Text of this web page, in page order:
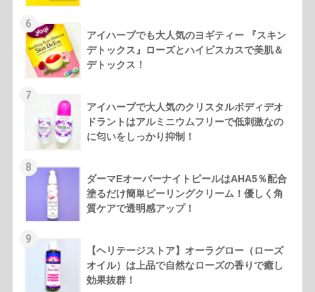
6
アイハーブでも大人気のヨギティー 『スキン
デトックス』ローズとハイビスカスで美肌＆
デトックス！
7
アイハーブで大人気のクリスタルボディデオ
ドラントはアルミニウムフリーで低刺激なの
に匂いをしっかり抑制！
8
ダーマEオーバーナイトピールはAHA5％配合
塗るだけ簡単ピーリングクリーム！優しく角
質ケアで透明感アップ！
9
【ヘリテージストア】オーラグロー（ローズ
オイル）は上品で自然なローズの香りで癒し
効果抜群！